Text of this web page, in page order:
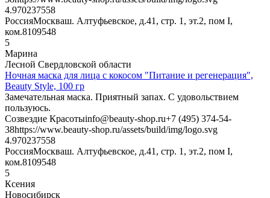
4.970237558
РоссияМоскваш. Алтуфьевское, д.41, стр. 1, эт.2, пом I,
ком.8109548
5
Марина
Лесной Свердловской области
Ночная маска для лица с кокосом "Питание и регенерация",
Beauty Style, 100 гр
Замечательная маска. Приятный запах. С удовольствием
пользуюсь.
Созвездие Красотыinfo@beauty-shop.ru+7 (495) 374-54-
38https://www.beauty-shop.ru/assets/build/img/logo.svg
4.970237558
РоссияМоскваш. Алтуфьевское, д.41, стр. 1, эт.2, пом I,
ком.8109548
5
Ксения
Новосибирск